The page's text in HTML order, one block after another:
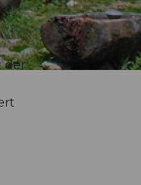
der